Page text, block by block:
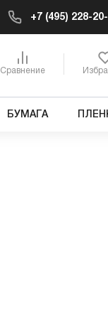
+7 (495) 228-20-
Сравнение
БУМАГА